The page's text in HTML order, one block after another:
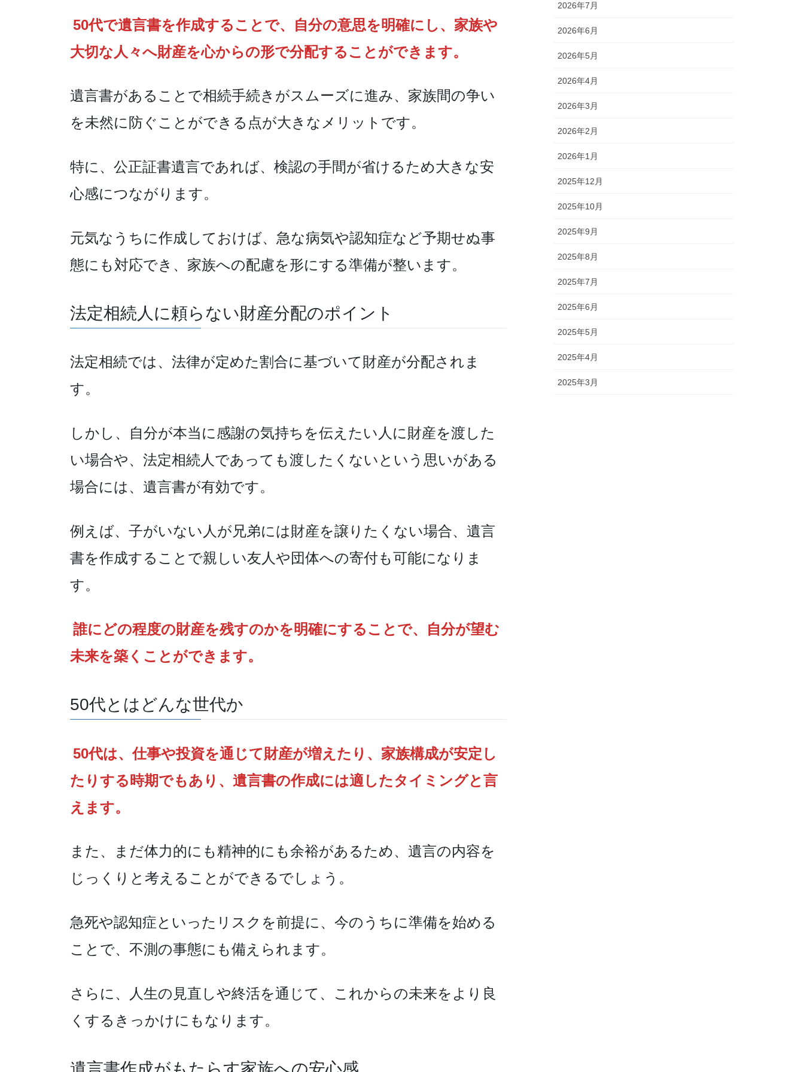
50代で遺言書を作成することで、自分の意思を明確にし、家族や
大切な人々へ財産を心からの形で分配することができます。
遺言書があることで相続手続きがスムーズに進み、家族間の争い
を未然に防ぐことができる点が大きなメリットです。
特に、公正証書遺言であれば、検認の手間が省けるため大きな安
心感につながります。
元気なうちに作成しておけば、急な病気や認知症など予期せぬ事
態にも対応でき、家族への配慮を形にする準備が整います。
法定相続人に頼らない財産分配のポイント
法定相続では、法律が定めた割合に基づいて財産が分配されま
す。
しかし、自分が本当に感謝の気持ちを伝えたい人に財産を渡した
い場合や、法定相続人であっても渡したくないという思いがある
場合には、遺言書が有効です。
例えば、子がいない人が兄弟には財産を譲りたくない場合、遺言
書を作成することで親しい友人や団体への寄付も可能になりま
す。
誰にどの程度の財産を残すのかを明確にすることで、自分が望む
未来を築くことができます。
50代とはどんな世代か
50代は、仕事や投資を通じて財産が増えたり、家族構成が安定し
たりする時期でもあり、遺言書の作成には適したタイミングと言
えます。
また、まだ体力的にも精神的にも余裕があるため、遺言の内容を
じっくりと考えることができるでしょう。
急死や認知症といったリスクを前提に、今のうちに準備を始める
ことで、不測の事態にも備えられます。
さらに、人生の見直しや終活を通じて、これからの未来をより良
くするきっかけにもなります。
2026年7月
2026年6月
2026年5月
2026年4月
2026年3月
2026年2月
2026年1月
2025年12月
2025年10月
2025年9月
2025年8月
2025年7月
2025年6月
2025年5月
2025年4月
2025年3月